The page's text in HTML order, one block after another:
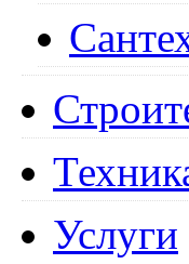
Услуги